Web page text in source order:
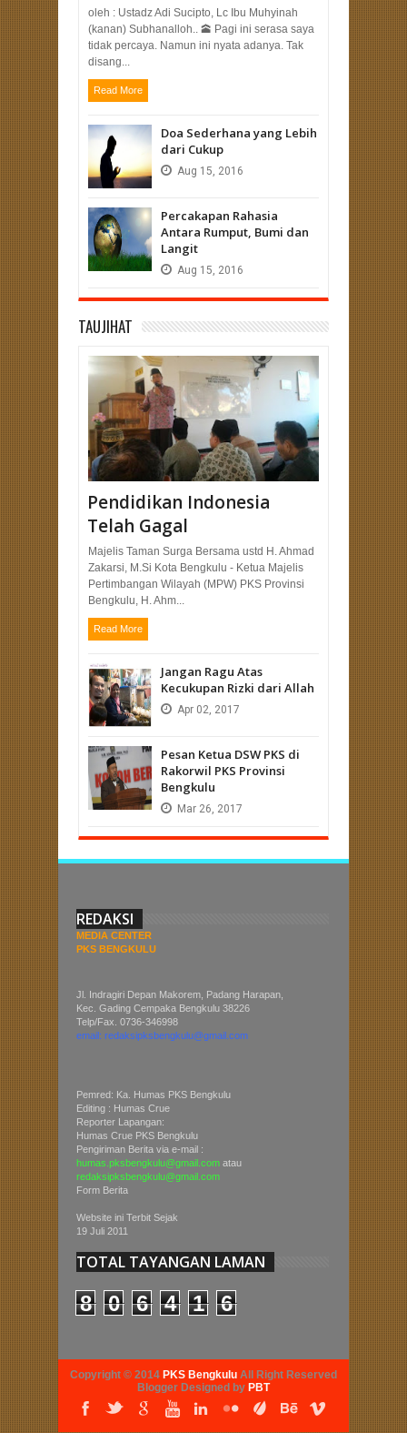
oleh : Ustadz Adi Sucipto, Lc Ibu Muhyinah
(kanan) Subhanalloh.. 🕋 Pagi ini serasa saya
tidak percaya. Namun ini nyata adanya. Tak
disang...
Read More
Doa Sederhana yang Lebih
dari Cukup
Aug 15, 2016
Percakapan Rahasia
Antara Rumput, Bumi dan
Langit
Aug 15, 2016
TAUJIHAT
Pendidikan Indonesia
Telah Gagal
Majelis Taman Surga Bersama ustd H. Ahmad
Zakarsi, M.Si Kota Bengkulu - Ketua Majelis
Pertimbangan Wilayah (MPW) PKS Provinsi
Bengkulu, H. Ahm...
Read More
Jangan Ragu Atas
Kecukupan Rizki dari Allah
Apr 02, 2017
Pesan Ketua DSW PKS di
Rakorwil PKS Provinsi
Bengkulu
Mar 26, 2017
REDAKSI
MEDIA CENTER
PKS BENGKULU
Jl. Indragiri Depan Makorem, Padang Harapan,
Kec. Gading Cempaka Bengkulu 38226
Telp/Fax. 0736-346998
email: redaksipksbengkulu@gmail.com
Pemred: Ka. Humas PKS Bengkulu
Editing : Humas Crue
Reporter Lapangan:
Humas Crue PKS Bengkulu
Pengiriman Berita via e-mail :
humas.pksbengkulu@gmail.com atau
redaksipksbengkulu@gmail.com
Form Berita
Website ini Terbit Sejak
19 Juli 2011
TOTAL TAYANGAN LAMAN
8 0 6 4 1 6
Copyright © 2014 PKS Bengkulu All Right Reserved
Blogger Designed by PBT